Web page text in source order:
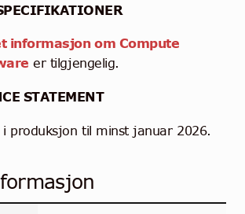
informasjon om Compute
er tilgjengelig.
STATEMENT
produksjon til minst januar 2026.